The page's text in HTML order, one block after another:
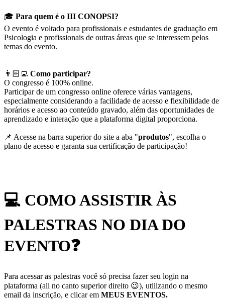
🎓 Para quem é o III CONOPSI?
O evento é voltado para profissionais e estudantes de graduação em
Psicologia e profissionais de outras áreas que se interessem pelos
temas do evento.
👨🏻‍💻 Como participar?
O congresso é 100% online.
Participar de um congresso online oferece várias vantagens,
especialmente considerando a facilidade de acesso e flexibilidade de
horários e acesso ao conteúdo gravado, além das oportunidades de
aprendizado e interação que a plataforma digital proporciona.
📌 Acesse na barra superior do site a aba "produtos", escolha o
plano de acesso e garanta sua certificação de participação!
💻 COMO ASSISTIR ÀS
PALESTRAS NO DIA DO
EVENTO❓
Para acessar as palestras você só precisa fazer seu login na
plataforma (ali no canto superior direito 😉), utilizando o mesmo
email da inscrição, e clicar em MEUS EVENTOS.